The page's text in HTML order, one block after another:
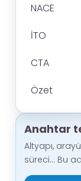
NACE
İTO
CTA
Özet
Anahtar
Altyapı,
süreci… Bu